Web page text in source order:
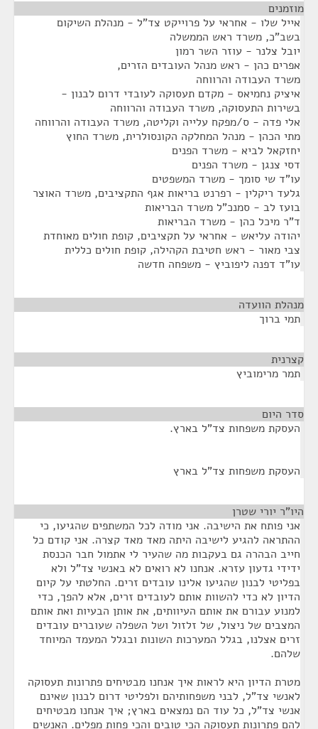
מוזמנים
אייל שלו - אחראי על פרוייקט צד"ל - מנהלת השיקום
בשב"כ, משרד ראש הממשלה
יובל צלנר - עוזר השר רמון
אפרים כהן - ראש מנהל העובדים הזרים,
משרד העבודה והרווחה
איציק נחמיאס - מקדם תעסוקה לעובדי דרום לבנון -
בשירות התעסוקה, משרד העבודה והרווחה
אלי פדה - ס/מפקח עלייה וקליטה, משרד העבודה והרווחה
מתי הכהן - מנהל המחלקה הקונסולרית, משרד החוץ
יחזקאל לביא - משרד הפנים
דסי צנגן - משרד הפנים
עו"ד שי סומך - משרד המשפטים
גלעד ריקלין - רפרנט בריאות אגף התקציבים, משרד האוצר
בועז לב - סמנכ"ל משרד הבריאות
ד"ר מיכל כהן - משרד הבריאות
יהודה עליאש - אחראי על תקציבים, קופת חולים מאוחדת
צבי מאור - ראש חטיבת הקהילה, קופת חולים כללית
עו"ד דפנה ליפוביץ - משפחה חדשה
מנהלת הוועדה
תמי ברוך
קצרנית
תמר מרימוביץ
סדר היום
העסקת משפחות צד"ל בארץ.
העסקת משפחות צד"ל בארץ
היו"ר יורי שטרן
אני פותח את הישיבה. אני מודה לכל המשתפים שהגיעו, כי
ההתראה להגיע לישיבה היתה מאד מאד קצרה. אני קודם כל
חייב הבהרה גם בעקבות מה שהעיר לי אתמול חבר הכנסת
ידידי גדעון עזרא. אנחנו לא רואים לא באנשי צד"ל ולא
בפליטי לבנון שהגיעו אלינו עובדים זרים. החלטתי על קיום
הדיון לא כדי להשוות אותם לעובדים זרים, אלא להפך, כדי
למנוע עבורם את אותם העיוותים, את אותן הבעיות ואת אותם
המצבים של ניצול, של זלזול ושל השפלה שעוברים עובדים
זרים אצלנו, בגלל המערכות השונות ובגלל המעמד המיוחד
שלהם.
מטרת הדיון היא לראות איך אנחנו מבטיחים פתרונות תעסוקה
לאנשי צד"ל, לבני משפחותיהם ולפליטי דרום לבנון שאינם
אנשי צד"ל, כל עוד הם נמצאים בארץ; איך אנחנו מבטיחים
להם פתרונות תעסוקה הכי טובים והכי פחות מפלים. האנשים